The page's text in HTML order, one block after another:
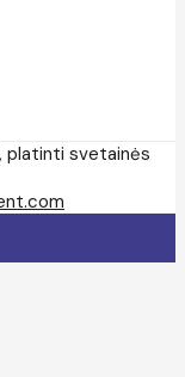
platinti svetainės